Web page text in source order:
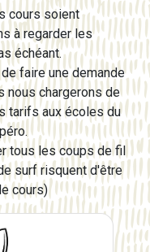
cours soient
à regarder les
échéant.
faire une demande
nous chargerons de
tarifs aux écoles du
tous les coups de fil
surf risquent d'être
cours)